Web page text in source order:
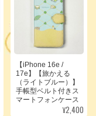
【iPhone 16e /
17e】【旅かえる
（ライトブルー）】
手帳型ベルト付きス
マートフォンケース
¥2,400